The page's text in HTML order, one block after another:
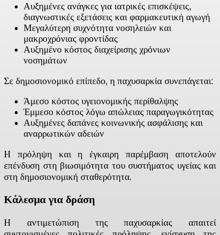
Αυξημένες ανάγκες για ιατρικές επισκέψεις,
διαγνωστικές εξετάσεις και φαρμακευτική αγωγή
Μεγαλύτερη συχνότητα νοσηλειών και
μακροχρόνιας φροντίδας
Αυξημένο κόστος διαχείρισης χρόνιων
νοσημάτων
Σε δημοσιονομικό επίπεδο, η παχυσαρκία συνεπάγεται:
Άμεσο κόστος υγειονομικής περίθαλψης
Έμμεσο κόστος λόγω απώλειας παραγωγικότητας
Αυξημένες δαπάνες κοινωνικής ασφάλισης και
αναρρωτικών αδειών
Η πρόληψη και η έγκαιρη παρέμβαση αποτελούν
επένδυση στη βιωσιμότητα του συστήματος υγείας και
στη δημοσιονομική σταθερότητα.
Κάλεσμα για δράση
Η αντιμετώπιση της παχυσαρκίας απαιτεί